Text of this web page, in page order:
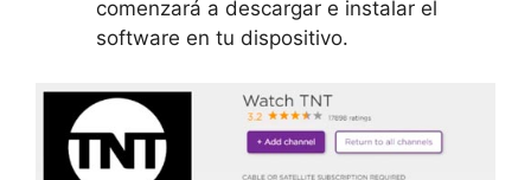
comenzará a descargar e instalar el
software en tu dispositivo.